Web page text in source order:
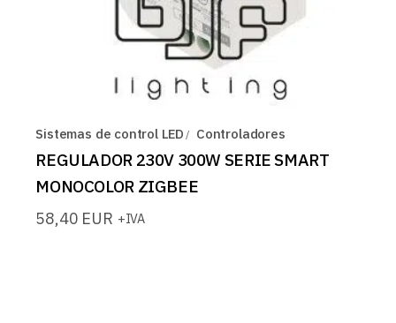
Sistemas de control LED Controladores
REGULADOR 230V 300W SERIE SMART
MONOCOLOR ZIGBEE
58,40 EUR +IVA